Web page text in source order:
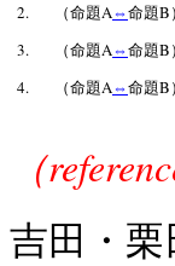
2. （命題A ⇔ 命題B
3. （命題A ⇔ 命題B
4.
（命題A ⇔ 命題B
（
吉田・栗